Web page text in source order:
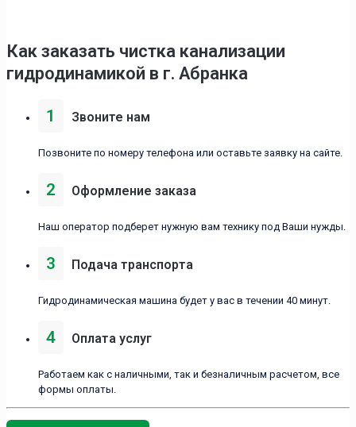
Как заказать чистка канализации
гидродинамикой в г. Абранка
1 Звоните нам
Позвоните по номеру телефона или оставьте заявку на сайте.
2 Оформление заказа
Наш оператор подберет нужную вам технику под Ваши нужды.
3 Подача транспорта
Гидродинамическая машина будет у вас в течении 40 минут.
4 Оплата услуг
Работаем как с наличными, так и безналичным расчетом, все
формы оплаты.